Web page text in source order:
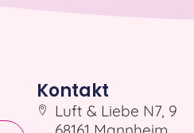
Kontakt
Luft & Liebe N7, 9